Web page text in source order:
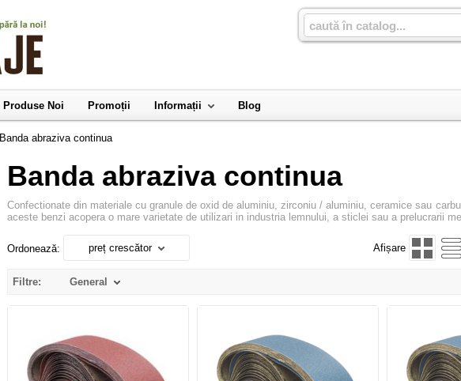
Produse Noi Promoții Informații Blog
Banda abraziva continua
Banda abraziva continua
Confectionate din materiale cu granule de oxid de aluminiu, zirconiu / aluminiu, ceramice sau
aceste benzi acopera o mare varietate de utilizari in industria lemnului, a sticlei sau a prelucrarii
Ordonează: preț crescător Afișare
Filtre: General